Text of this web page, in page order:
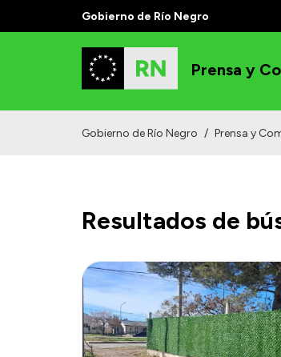
Gobierno de Río Negro
Prensa y
Gobierno de Río Negro / Prensa y
Resultados de